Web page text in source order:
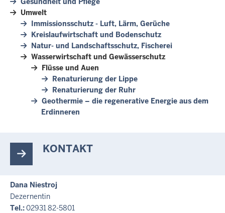
Umwelt
Immissionsschutz - Luft, Lärm, Gerüche
Kreislaufwirtschaft und Bodenschutz
Natur- und Landschaftsschutz, Fischerei
Wasserwirtschaft und Gewässerschutz
Flüsse und Auen
Renaturierung der Lippe
Renaturierung der Ruhr
Geothermie – die regenerative Energie aus dem
Erdinneren
KONTAKT
Dana Niestroj
Dezernentin
Tel.:02931 82-5801